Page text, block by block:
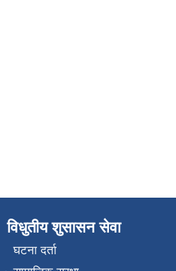
विधुतीय शुसासन सेवा
घटना दर्ता